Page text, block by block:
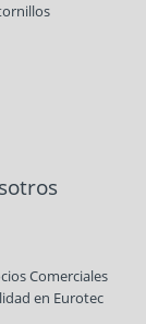
Comerciales
en Eurotec